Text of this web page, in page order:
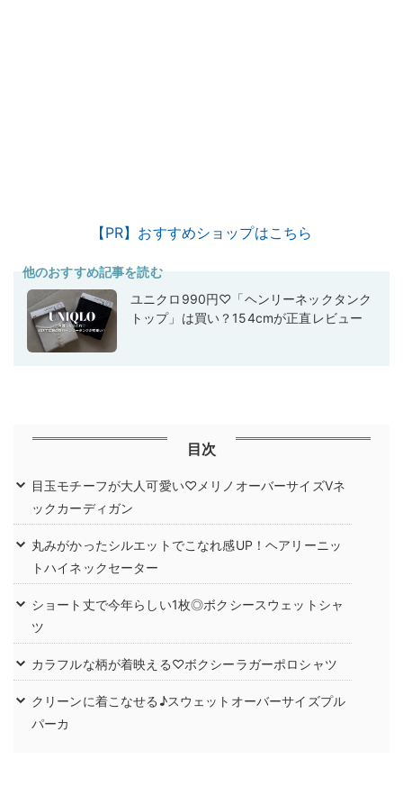
【PR】おすすめショップはこちら
他のおすすめ記事を読む
ユニクロ990円♡「ヘンリーネックタンク
トップ」は買い？154cmが正直レビュー
目次
目玉モチーフが大人可愛い♡メリノオーバーサイズVネ
ックカーディガン
丸みがかったシルエットでこなれ感UP！ヘアリーニッ
トハイネックセーター
ショート丈で今年らしい1枚◎ボクシースウェットシャ
ツ
カラフルな柄が着映える♡ボクシーラガーポロシャツ
クリーンに着こなせる♪スウェットオーバーサイズプル
パーカ